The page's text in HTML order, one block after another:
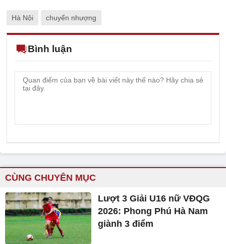
Hà Nội chuyển nhượng
Bình luận
CÙNG CHUYÊN MỤC
Lượt 3 Giải U16 nữ VĐQG
2026: Phong Phú Hà Nam
giành 3 điểm